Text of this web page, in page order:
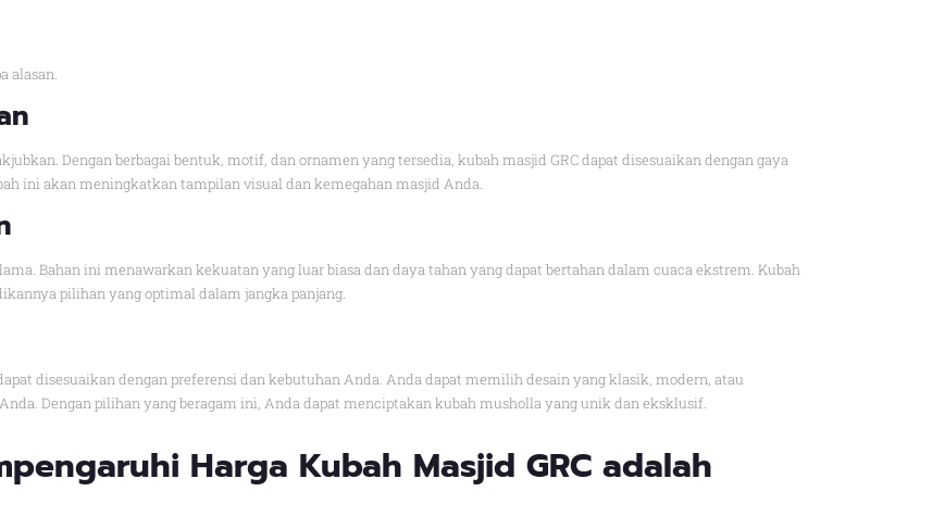
alasan.
Dengan berbagai bentuk, motif, dan ornamen yang tersedia, kubah masjid GRC dapat disesuaikan dengan gaya
ini akan meningkatkan tampilan visual dan kemegahan masjid Anda.
Bahan ini menawarkan kekuatan yang luar biasa dan daya tahan yang dapat bertahan dalam cuaca ekstrem. Kubah
pilihan yang optimal dalam jangka panjang.
disesuaikan dengan preferensi dan kebutuhan Anda. Anda dapat memilih desain yang klasik, modern, atau
Dengan pilihan yang beragam ini, Anda dapat menciptakan kubah musholla yang unik dan eksklusif.
Harga Kubah Masjid GRC adalah